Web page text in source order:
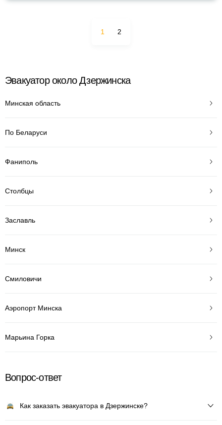
1 2
Эвакуатор около Дзержинска
Минская область
По Беларуси
Фаниполь
Столбцы
Заславль
Минск
Смиловичи
Аэропорт Минска
Марьина Горка
Вопрос-ответ
Как заказать эвакуатора в Дзержинске?